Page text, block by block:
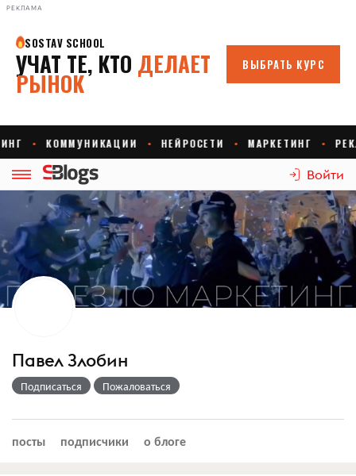
РЕКЛАМА
Войти
Павел Злобин
Подписаться Пожаловаться
посты подписчики о блоге